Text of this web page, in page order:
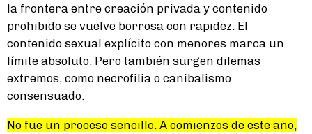
la frontera entre creación privada y contenido
prohibido se vuelve borrosa con rapidez. El
contenido sexual explícito con menores marca un
límite absoluto. Pero también surgen dilemas
extremos, como necrofilia o canibalismo
consensuado.
No fue un proceso sencillo. A comienzos de este año,